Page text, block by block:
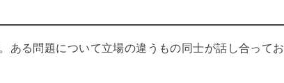
ある問題について立場の違うもの同士が話し合ってお